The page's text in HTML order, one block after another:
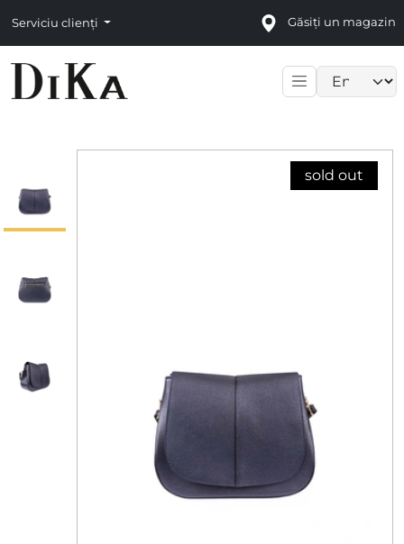
Serviciu clienți Găsiți un magazin
sold out